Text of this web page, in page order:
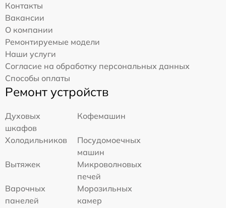
Контакты
Вакансии
О компании
Ремонтируемые модели
Наши услуги
Согласие на обработку персональных данных
Способы оплаты
Ремонт устройств
Духовых
шкафов
Кофемашин
Холодильников
Посудомоечных
машин
Вытяжек
Микроволновых
печей
Варочных
панелей
Морозильных
камер